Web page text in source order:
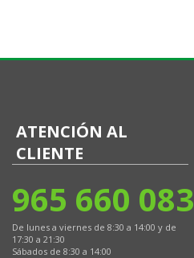
ATENCIÓN AL
CLIENTE
965 660 083
De lunes a viernes de 8:30 a 14:00 y de
17:30 a 21:30
Sábados de 8:30 a 14:00